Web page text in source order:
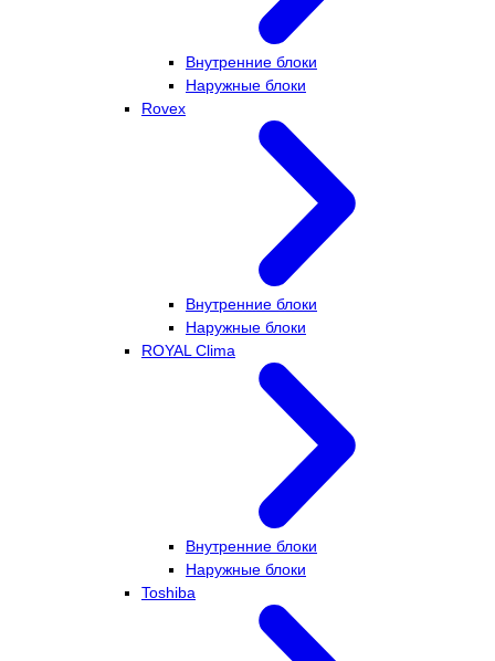
Внутренние блоки
Наружные блоки
Rovex
Внутренние блоки
Наружные блоки
ROYAL Clima
Внутренние блоки
Наружные блоки
Toshiba